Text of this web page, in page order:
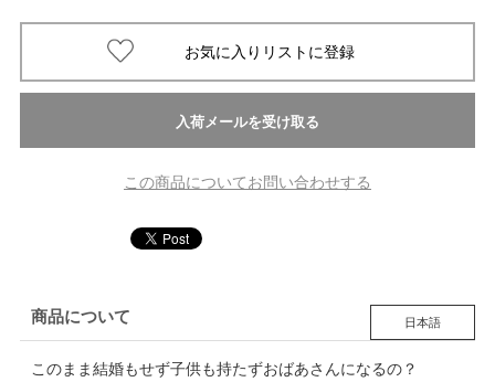
この商品についてお問い合わせする
商品について 日本語
このまま結婚もせず子供も持たずおばあさんになるの？